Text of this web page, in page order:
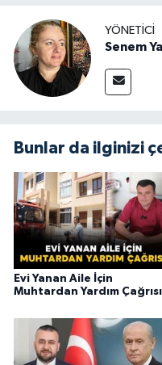
YÖNETICI
Senem
Bunlar da ilginizi
Evi Yanan Aile İçin
Muhtardan Yardım Çağrısı